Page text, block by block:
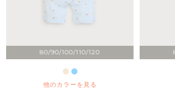
80/90/100/110/120
他のカラーを見る